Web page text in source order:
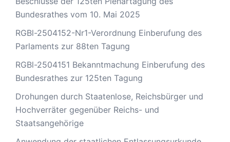
Bundesrathes vom 10. Mai 2025
RGBl-2504152-Nr1-Verordnung Einberufung des
Parlaments zur 88ten Tagung
RGBl-2504151 Bekanntmachung Einberufung des
Bundesrathes zur 125ten Tagung
Drohungen durch Staatenlose, Reichsbürger und
Hochverräter gegenüber Reichs- und
Staatsangehörige